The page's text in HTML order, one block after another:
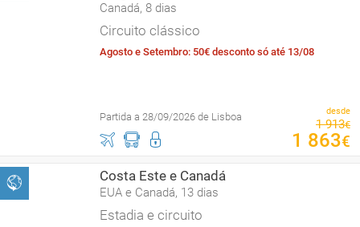
Canadá, 8 dias
Circuito clássico
Agosto e Setembro: 50€ desconto só até 13/08
Partida a 28/09/2026 de Lisboa desde
1 913€
1 863€
Costa Este e Canadá
EUA e Canadá, 13 dias
Estadia e circuito